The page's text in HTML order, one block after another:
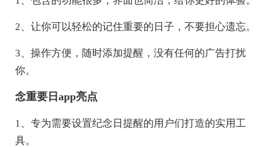
2、让你可以轻松的记住重要的日子，不要担心遗忘。
3、操作方便，随时添加提醒，没有任何的广告打扰
你。
念重要日app亮点
1、专为需要设置纪念日提醒的用户们打造的实用工
具。